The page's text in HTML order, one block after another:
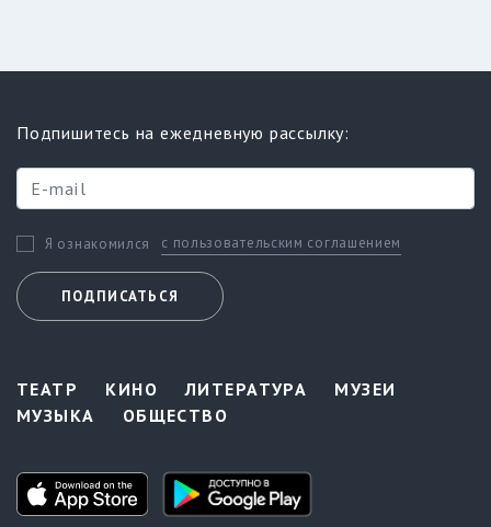
Подпишитесь на ежедневную рассылку:
Я ознакомился с пользовательским соглашением
ПОДПИСАТЬСЯ
ТЕАТР КИНО ЛИТЕРАТУРА
МУЗЕИ
МУЗЫКА
ОБЩЕСТВО